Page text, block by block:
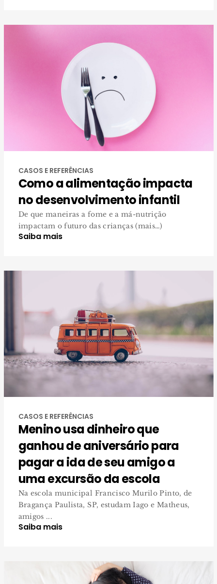
CASOS E REFERÊNCIAS
Como a alimentação impacta
no desenvolvimento infantil
De que maneiras a fome e a má-nutrição
impactam o futuro das crianças (mais…)
Saiba mais
CASOS E REFERÊNCIAS
Menino usa dinheiro que
ganhou de aniversário para
pagar a ida de seu amigo a
uma excursão da escola
Na escola municipal Francisco Murilo Pinto, de
Bragança Paulista, SP, estudam Iago e Matheus,
amigos ...
Saiba mais